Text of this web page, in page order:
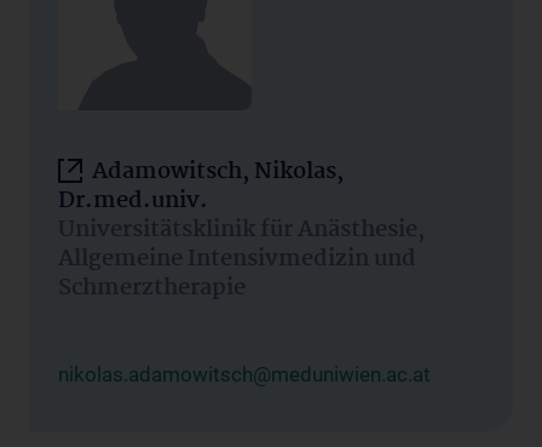
Adamowitsch, Nikolas,
Dr.med.univ.
Universitätsklinik für Anästhesie,
Allgemeine Intensivmedizin und
Schmerztherapie
nikolas.adamowitsch@meduniwien.ac.at